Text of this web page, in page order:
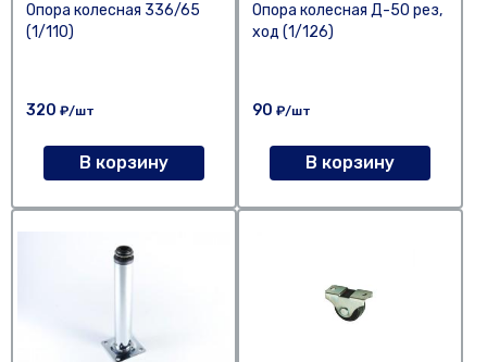
Опора колесная 336/65
(1/110)
320 ₽/шт
В корзину
Опора колесная Д-50 рез,
ход (1/126)
90 ₽/шт
В корзину